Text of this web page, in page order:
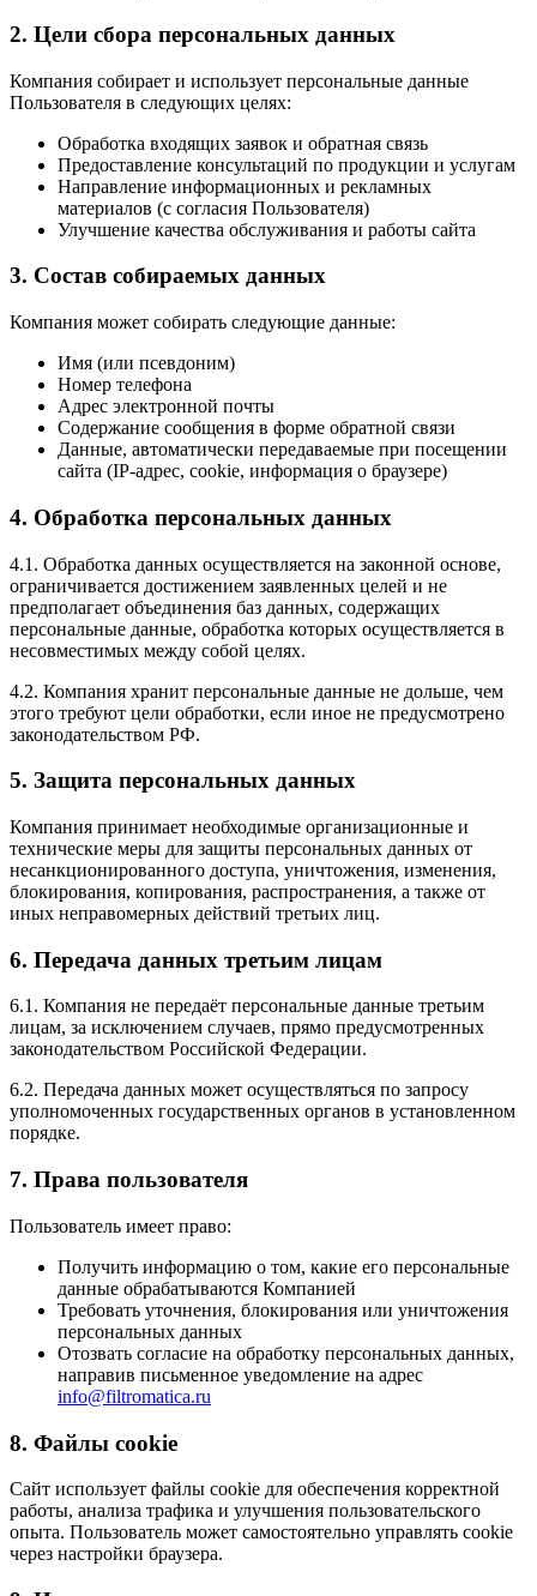
2. Цели сбора персональных данных
Компания собирает и использует персональные данные
Пользователя в следующих целях:
Обработка входящих заявок и обратная связь
Предоставление консультаций по продукции и услугам
Направление информационных и рекламных
материалов (с согласия Пользователя)
Улучшение качества обслуживания и работы сайта
3. Состав собираемых данных
Компания может собирать следующие данные:
Имя (или псевдоним)
Номер телефона
Адрес электронной почты
Содержание сообщения в форме обратной связи
Данные, автоматически передаваемые при посещении
сайта (IP-адрес, cookie, информация о браузере)
4. Обработка персональных данных
4.1. Обработка данных осуществляется на законной основе,
ограничивается достижением заявленных целей и не
предполагает объединения баз данных, содержащих
персональные данные, обработка которых осуществляется в
несовместимых между собой целях.
4.2. Компания хранит персональные данные не дольше, чем
этого требуют цели обработки, если иное не предусмотрено
законодательством РФ.
5. Защита персональных данных
Компания принимает необходимые организационные и
технические меры для защиты персональных данных от
несанкционированного доступа, уничтожения, изменения,
блокирования, копирования, распространения, а также от
иных неправомерных действий третьих лиц.
6. Передача данных третьим лицам
6.1. Компания не передаёт персональные данные третьим
лицам, за исключением случаев, прямо предусмотренных
законодательством Российской Федерации.
6.2. Передача данных может осуществляться по запросу
уполномоченных государственных органов в установленном
порядке.
7. Права пользователя
Пользователь имеет право:
Получить информацию о том, какие его персональные
данные обрабатываются Компанией
Требовать уточнения, блокирования или уничтожения
персональных данных
Отозвать согласие на обработку персональных данных,
направив письменное уведомление на адрес
info@filtromatica.ru
8. Файлы cookie
Сайт использует файлы cookie для обеспечения корректной
работы, анализа трафика и улучшения пользовательского
опыта. Пользователь может самостоятельно управлять cookie
через настройки браузера.